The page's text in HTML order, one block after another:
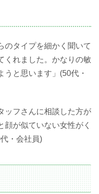
のタイプを細かく聞いて
くれました。かなりの敏
うと思います」(50代・
ッフさんに相談した方が
顔が似ていない女性がく
・会社員)